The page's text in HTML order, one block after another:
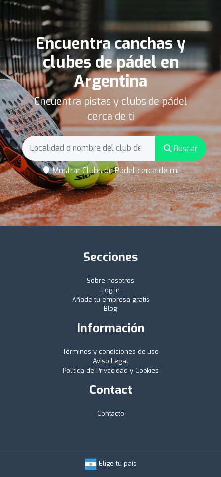
Encuentra canchas y
clubes de pádel en
Argentina
Encuentra pistas y clubs de pádel
cerca de ti
Buscar
Mostrar Clubs de Pádel cerca de mí
Secciones
Sobre nosotros
Log in
Añade tu empresa gratis
Blog
Información
Términos y condiciones de uso
Aviso Legal
Política de Privacidad y Cookies
Contact
Contacto
Elige tu país